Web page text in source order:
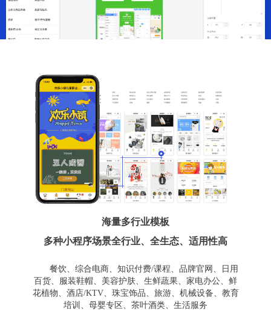
海量多行业模板
多种小程序场景全行业、全生态、适用性高
餐饮、综合电商、知识付费/课程、品牌官网、日用
百货、服装鞋帽、美容护肤、生鲜蔬果、家电办公、鲜
花植物、酒店/KTV、珠宝饰品、旅游、机械设备、教育
培训、母婴专区、茶叶酒类、生活服务